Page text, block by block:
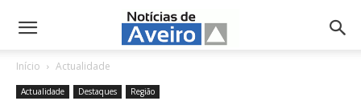
NotíciasdeAveiro.pt
Início Actualidade
Actualidade Destaques Região